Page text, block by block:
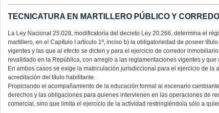
TECNICATURA EN MARTILLERO PÚBLICO Y
La Ley Nacional 25.028, modificatoria del decreto Ley 20.266, determina el
martillero, en el Capítulo I artículo 1º, inciso b) la obligatoriedad de poseer
vigentes y las que al efecto se dicten y para el ejercicio de corredor
revalidado en la República, con arreglo a las reglamentaciones vigentes y que
En ambos casos se exige la matriculación jurisdiccional para el ejercicio de
acreditación del título habilitante.
Propiciando el acompañamiento de la educación formal al escenario
derechos y las obligaciones para quienes intervienen en las operaciones de
comercial, sino que limita el ejercicio de la actividad restringiéndola sólo a